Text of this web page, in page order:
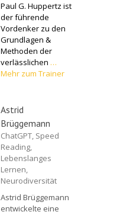
Paul G. Huppertz ist
der führende
Vordenker zu den
Grundlagen &
Methoden der
verlässlichen …
Mehr zum Trainer
Astrid
Brüggemann
ChatGPT, Speed
Reading,
Lebenslanges
Lernen,
Neurodiversität
Astrid Brüggemann
entwickelte eine